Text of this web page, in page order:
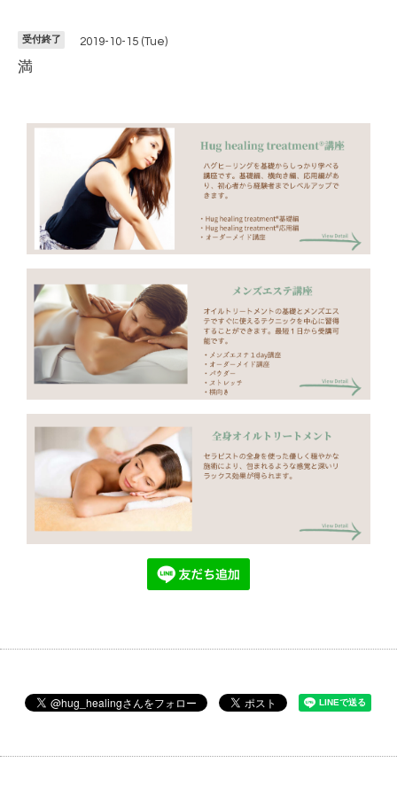
受付終了 2019-10-15 (Tue)
満